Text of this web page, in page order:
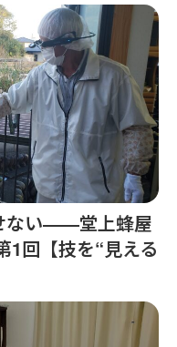
ない――堂上蜂屋
1回【技を“見える